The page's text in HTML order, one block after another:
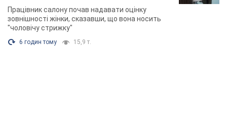
розгорівся скандал. Фото
Працівник салону почав надавати оцінку
зовнішності жінки, сказавши, що вона носить
"чоловічу стрижку"
6 годин тому 15,9 т.